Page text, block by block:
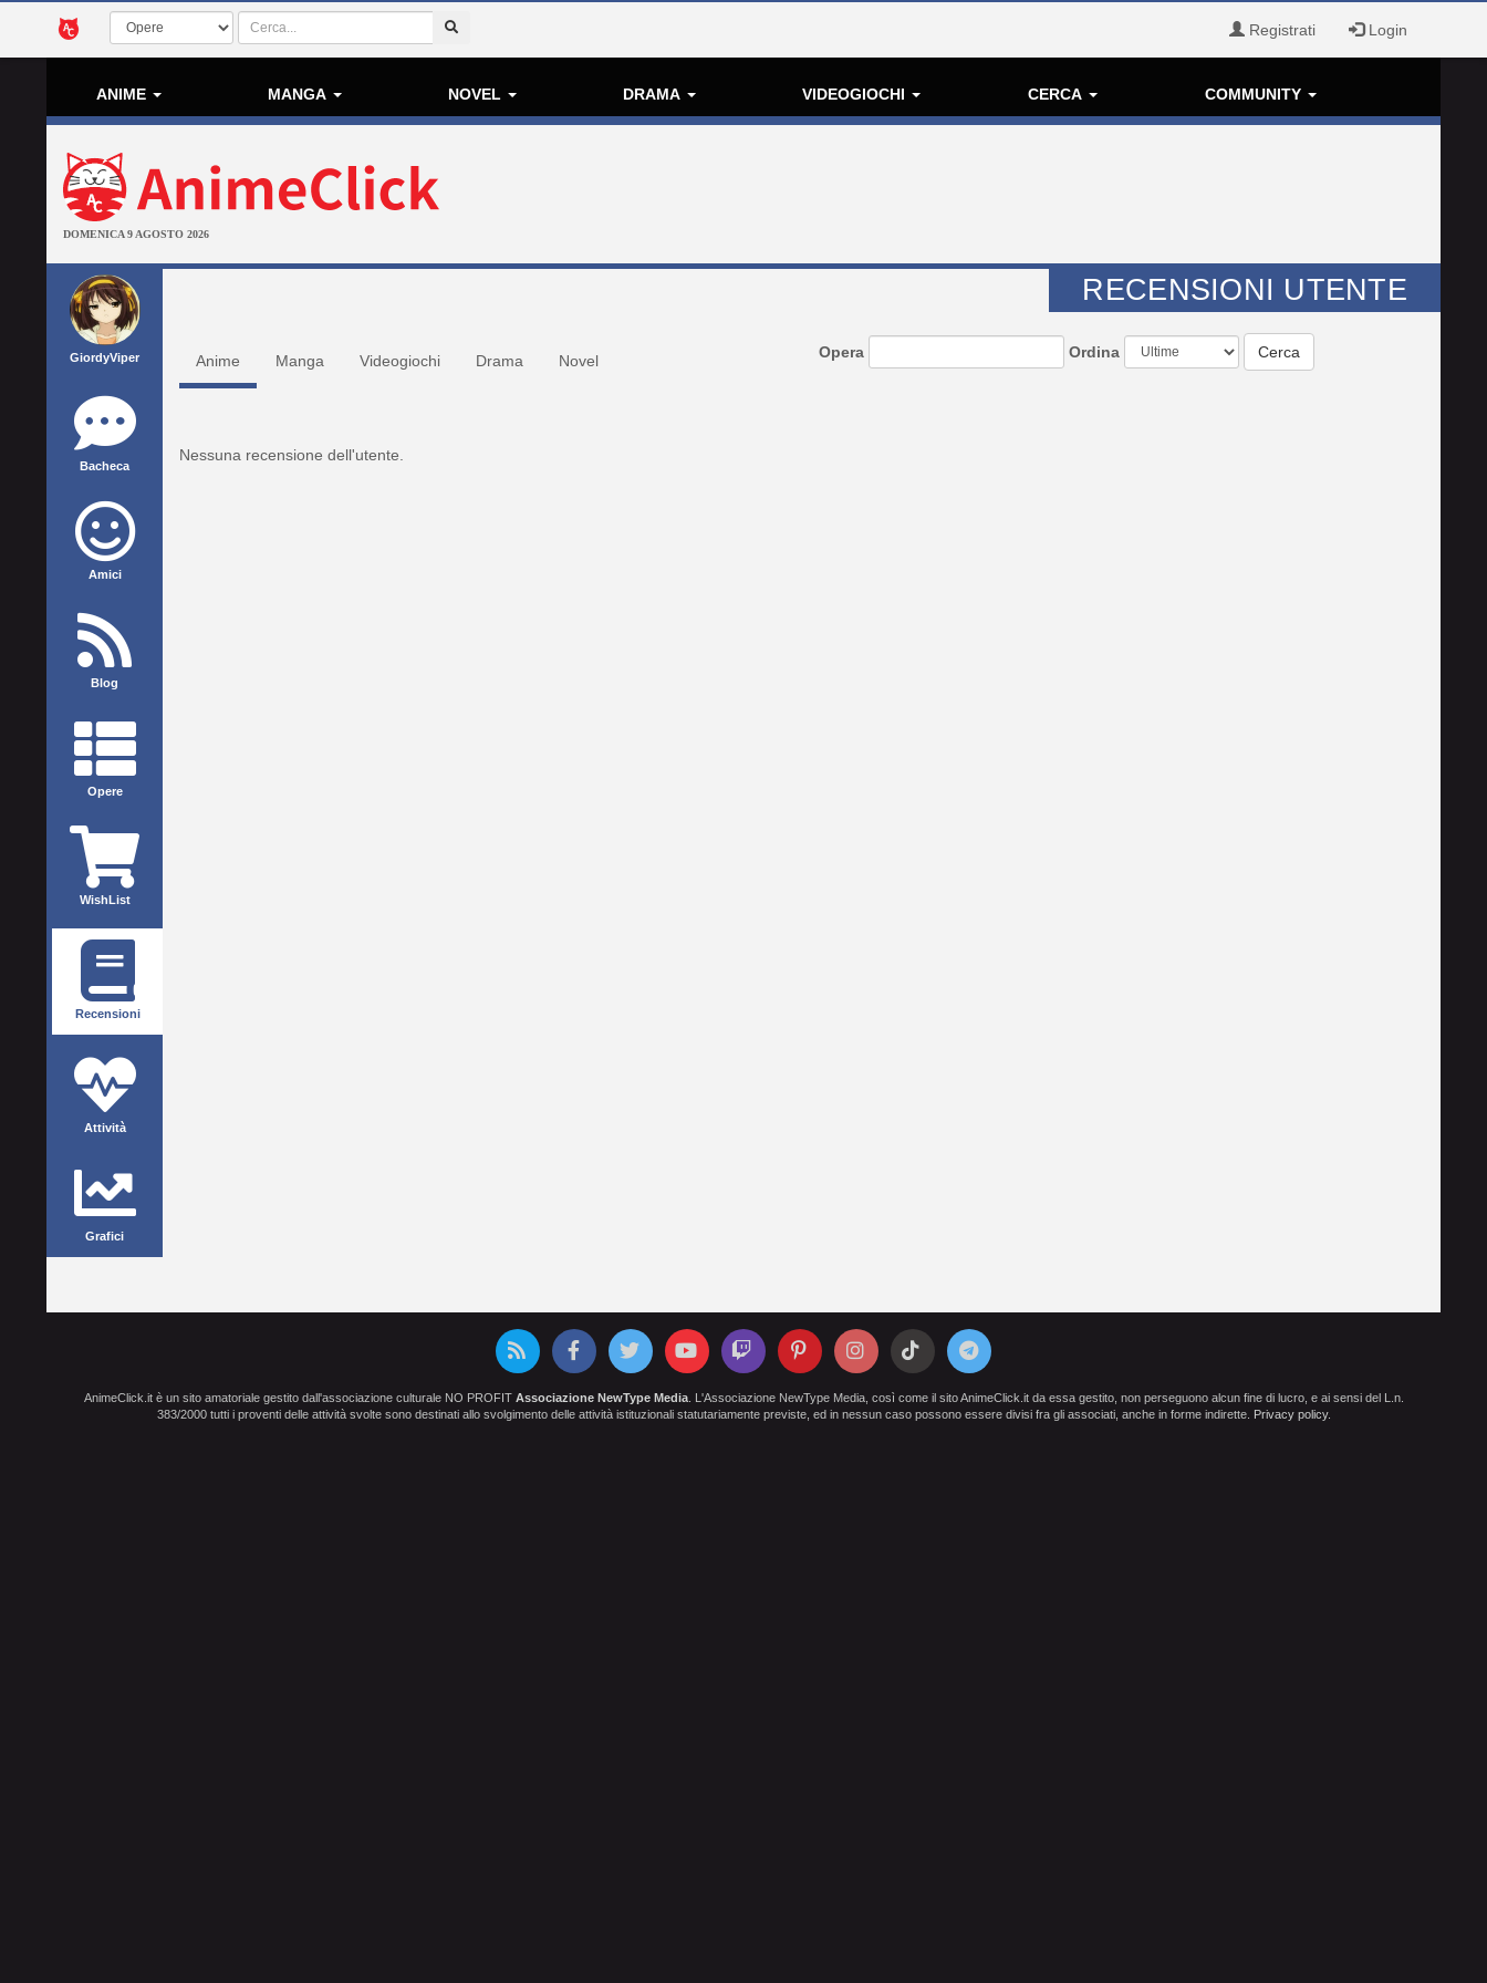
Registrati Login
ANIME MANGA NOVEL DRAMA VIDEOGIOCHI CERCA COMMUNITY
DOMENICA 9 AGOSTO 2026
GiordyViper
Bacheca
Amici
Blog
Opere
WishList
Recensioni
Attività
Grafici
RECENSIONI UTENTE
Anime Manga Videogiochi Drama Novel Opera Ordina Cerca
Nessuna recensione dell'utente.
AnimeClick.it è un sito amatoriale gestito dall'associazione culturale NO PROFIT Associazione NewType Media. L'Associazione NewType Media, così come il sito AnimeClick.it da essa gestito, non perseguono alcun fine di lucro, e ai sensi del L.n.
383/2000 tutti i proventi delle attività svolte sono destinati allo svolgimento delle attività istituzionali statutariamente previste, ed in nessun caso possono essere divisi fra gli associati, anche in forme indirette. Privacy policy.